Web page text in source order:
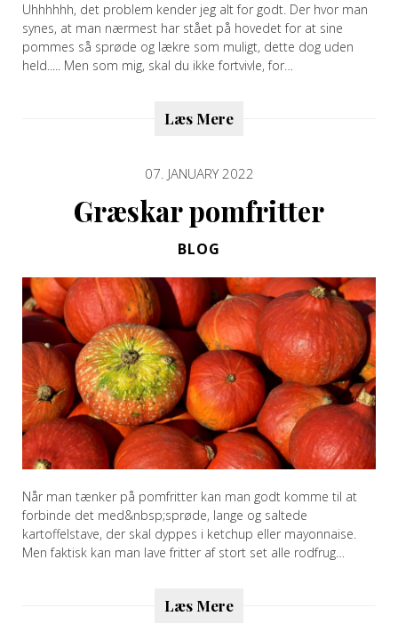
Uhhhhhh, det problem kender jeg alt for godt. Der hvor man
synes, at man nærmest har stået på hovedet for at sine
pommes så sprøde og lækre som muligt, dette dog uden
held..... Men som mig, skal du ikke fortvivle, for…
Læs Mere
07. JANUARY 2022
Græskar pomfritter
BLOG
Når man tænker på pomfritter kan man godt komme til at
forbinde det med&nbsp;sprøde, lange og saltede
kartoffelstave, der skal dyppes i ketchup eller mayonnaise.
Men faktisk kan man lave fritter af stort set alle rodfrug…
Læs Mere